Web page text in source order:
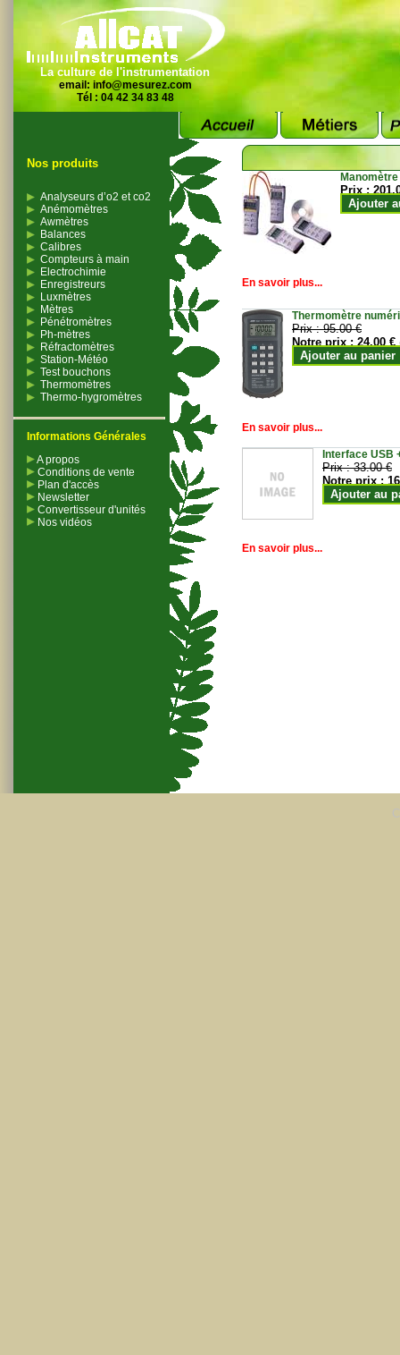
La culture de l'instrumentation
email: info@mesurez.com
Tél : 04 42 34 83 48
Nos produits
Analyseurs d’o2 et co2
Anémomètres
Awmètres
Balances
Calibres
Compteurs à main
Electrochimie
Enregistreurs
Luxmètres
Mètres
Pénétromètres
Ph-mètres
Réfractomètres
Station-Météo
Test bouchons
Thermomètres
Thermo-hygromètres
Informations Générales
A propos
Conditions de vente
Plan d'accès
Newsletter
Convertisseur d'unités
Nos vidéos
Prix :
Ajouter
En savoir plus...
Thermomètre
Prix :95.00 €
Notre prix :24.00 €
Ajouter au panier
En savoir plus...
Interface USB
Prix :33.00 €
Notre prix :
Ajouter au
En savoir plus...